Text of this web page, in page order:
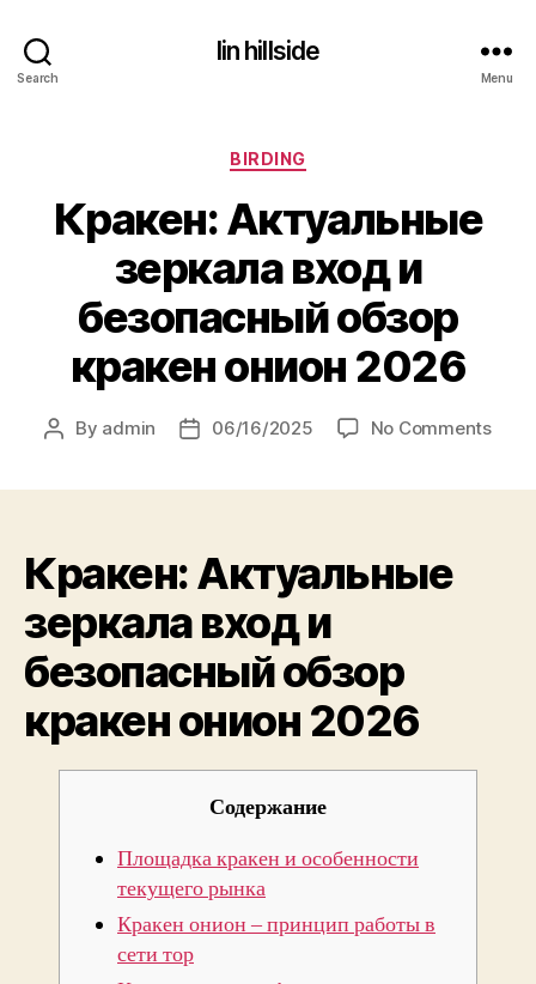
Search
lin hillside
Menu
Categories
BIRDING
Кракен: Актуальные
зеркала вход и
безопасный обзор
кракен онион 2026
Post
By admin
Post06/16/2025 No Commentson
Кракен: Актуальные
зеркала вход и
безопасный обзор
кракен онион 2026
Содержание
Площадка кракен и особенности
текущего рынка
Кракен онион – принцип работы в
сети тор